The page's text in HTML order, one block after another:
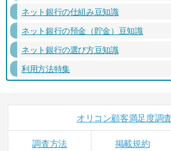
ネット銀行の仕組み豆知識
ネット銀行の預金（貯金）豆知識
ネット銀行の選び方豆知識
利用方法特集
オリコン顧客満足度調
調査方法 掲載規約